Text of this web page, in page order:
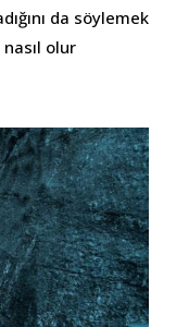
da söylemek
olur